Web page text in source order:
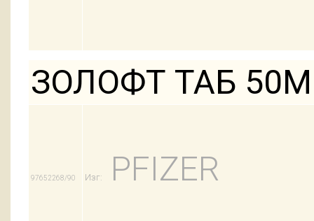
ЗОЛОФТ ТАБ
97652268/90 Изг: PFIZER